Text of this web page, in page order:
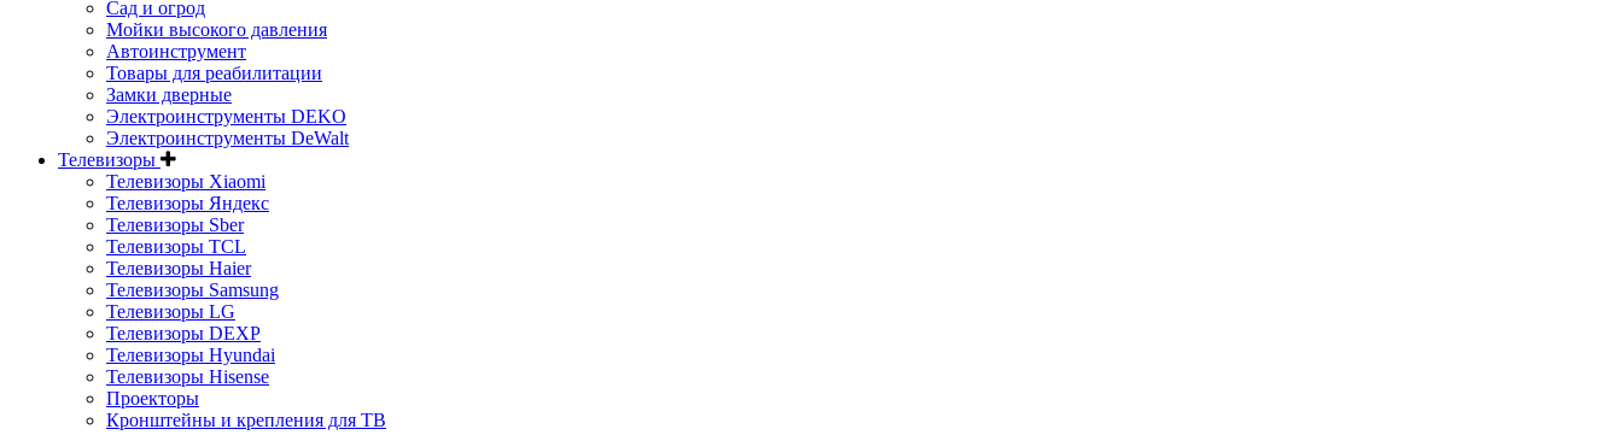
Сад и огрод
Мойки высокого давления
Автоинструмент
Товары для реабилитации
Замки дверные
Электроинструменты DEKO
Электроинструменты DeWalt
Телевизоры
Телевизоры Xiaomi
Телевизоры Яндекс
Телевизоры Sber
Телевизоры TCL
Телевизоры Haier
Телевизоры Samsung
Телевизоры LG
Телевизоры DEXP
Телевизоры Hyundai
Телевизоры Hisense
Проекторы
Кронштейны и крепления для ТВ